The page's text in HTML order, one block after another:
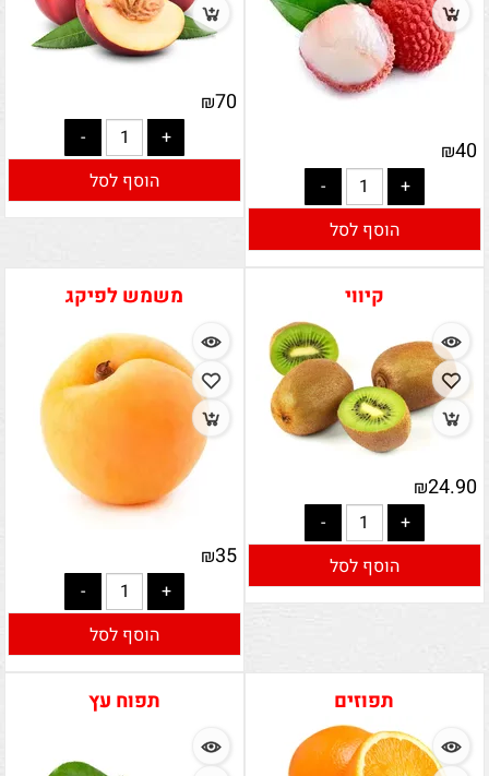
₪40
הוסף לסל
₪70
הוסף לסל
קיווי
₪24.90
הוסף לסל
משמש לפיקג
₪35
הוסף לסל
תפוזים תפוח עץ